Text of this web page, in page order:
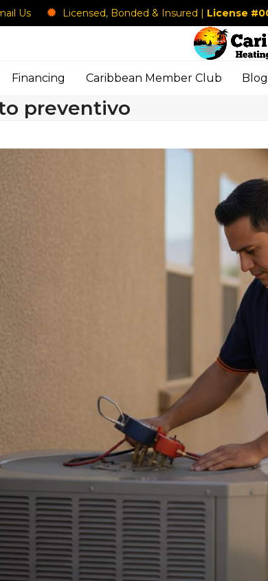
Us Licensed, Bonded & Insured | License
Financing Caribbean Member Club Blog
preventivo